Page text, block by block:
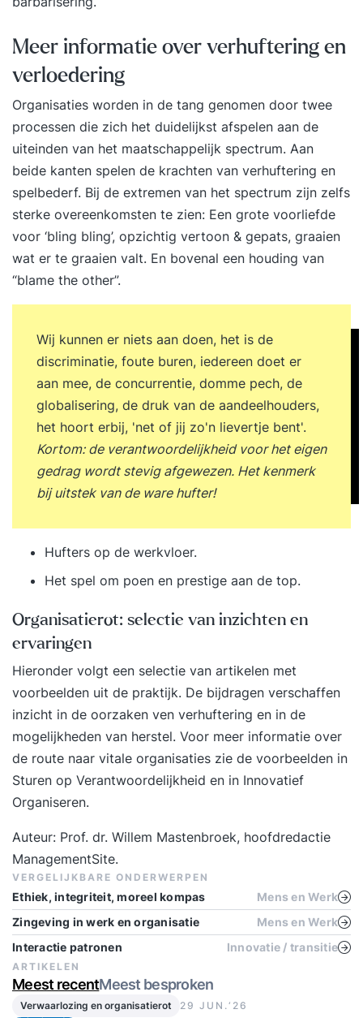
Meer informatie over verhuftering en
verloedering
Organisaties worden in de tang genomen door twee
processen die zich het duidelijkst afspelen aan de
uiteinden van het maatschappelijk spectrum. Aan
beide kanten spelen de krachten van verhuftering en
spelbederf. Bij de extremen van het spectrum zijn zelfs
sterke overeenkomsten te zien: Een grote voorliefde
voor ‘bling bling’, opzichtig vertoon & gepats, graaien
wat er te graaien valt. En bovenal een houding van
“blame the other”.
Wij kunnen er niets aan doen, het is de
discriminatie, foute buren, iedereen doet er
aan mee, de concurrentie, domme pech, de
globalisering, de druk van de aandeelhouders,
het hoort erbij, 'net of jij zo'n lievertje bent'.
Kortom: de verantwoordelijkheid voor het eigen
gedrag wordt stevig afgewezen. Het kenmerk
bij uitstek van de ware hufter!
Hufters op de werkvloer.
Het spel om poen en prestige aan de top.
Organisatierot: selectie van inzichten en
ervaringen
Hieronder volgt een selectie van artikelen met
voorbeelden uit de praktijk. De bijdragen verschaffen
inzicht in de oorzaken ven verhuftering en in de
mogelijkheden van herstel. Voor meer informatie over
de route naar vitale organisaties zie de voorbeelden in
Sturen op Verantwoordelijkheid en in Innovatief
Organiseren.
Auteur: Prof. dr. Willem Mastenbroek, hoofdredactie
ManagementSite.
VERGELIJKBARE ONDERWERPEN
Ethiek, integriteit, moreel kompas
Mens en Werk
Zingeving in werk en organisatie
Mens en Werk
Interactie patronen
Innovatie / transitie
ARTIKELEN
Meest recentMeest besproken
Verwaarlozing en organisatierot 29 JUN.‘26